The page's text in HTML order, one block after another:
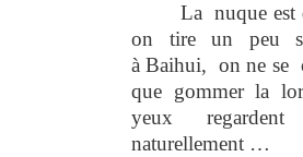
La nuque est
on tire un peu
à Baihui, on ne se
que gommer la
yeux
naturellement …